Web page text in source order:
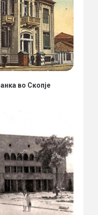
во Скопје